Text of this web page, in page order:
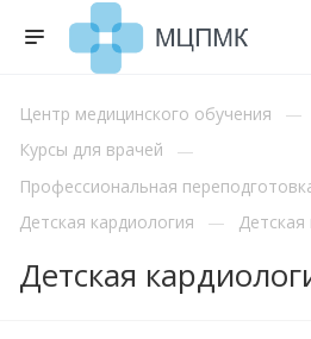
Центр медицинского обучения
Курсы для врачей
Профессиональная
Детская кардиология
Детская
Детская